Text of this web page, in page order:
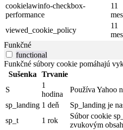
cookielawinfo-checkbox-
performance
11
viewed_cookie_policy
11
Funkčné
functional
Funkčné súbory cookie pomáhajú
Sušenka
Trvanie
S
1
hodina
Používa Yahoo
sp_landing 1 deň
Sp_landing je
sp_t
1 rok
Súbor cookie
zvukovým